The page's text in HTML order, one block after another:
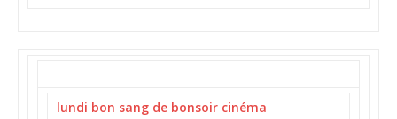
lundi bon sang de bonsoir cinéma